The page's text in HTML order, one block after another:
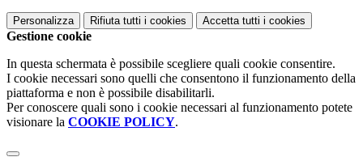
Personalizza Rifiuta tutti i cookies Accetta tutti i cookies
Gestione cookie
In questa schermata è possibile scegliere quali cookie consentire.
I cookie necessari sono quelli che consentono il funzionamento della
piattaforma e non è possibile disabilitarli.
Per conoscere quali sono i cookie necessari al funzionamento potete
visionare la COOKIE POLICY.